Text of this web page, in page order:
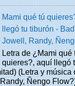
Mami qué tú
llegó tu tiburón -
Jowell, Randy,
Letra de ¿Mami qué
quieres?, aquí llegó
(Letra y música
Ñengo